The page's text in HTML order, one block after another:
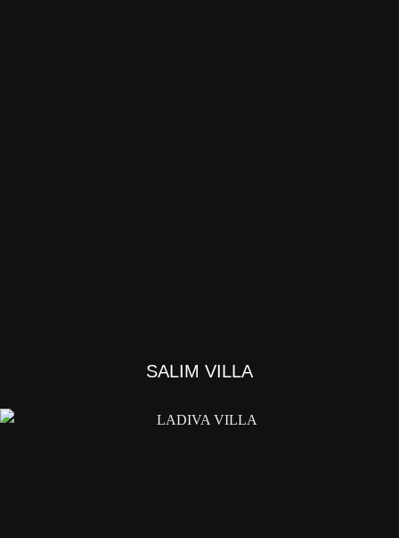
SALIM VILLA